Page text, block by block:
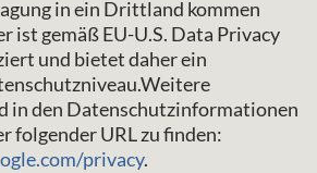
in ein Drittland kommen
ist gemäß EU-U.S. Data Privacy
und bietet daher ein
in den Datenschutzinformationen
folgender URL zu finden:
privacy.